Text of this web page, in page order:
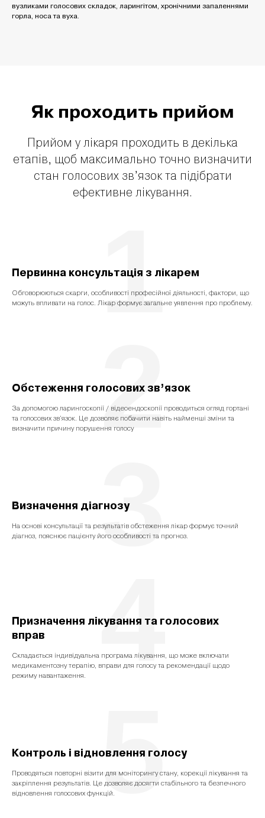
вузликами голосових складок, ларингітом, хронічними запаленнями
горла, носа та вуха.
Як проходить прийом
Прийом у лікаря проходить в декілька
етапів, щоб максимально точно визначити
стан голосових зв’язок та підібрати
ефективне лікування.
Первинна консультація з лікарем
Обговорюються скарги, особливості професійної діяльності, фактори, що
можуть впливати на голос. Лікар формує загальне уявлення про проблему.
1
Обстеження голосових зв’язок
За допомогою ларингоскопії / відеоендоскопії проводиться огляд гортані
та голосових зв’язок. Це дозволяє побачити навіть найменші зміни та
визначити причину порушення голосу2
Визначення діагнозу
На основі консультації та результатів обстеження лікар формує точний
діагноз, пояснює пацієнту його особливості та прогноз.
3
Призначення лікування та голосових
вправ
Складається індивідуальна програма лікування, що може включати
медикаментозну терапію, вправи для голосу та рекомендації щодо
режиму навантаження.
4
Контроль і відновлення голосу
Проводяться повторні візити для моніторингу стану, корекції лікування та
закріплення результатів. Це дозволяє досягти стабільного та безпечного
відновлення голосових функцій.5